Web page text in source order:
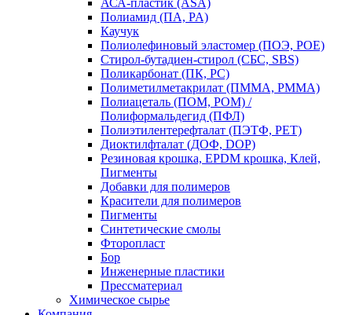
Полиамид (ПА, PA)
Каучук
Полиолефиновый эластомер (ПОЭ, POE)
Стирол-бутадиен-стирол (СБС, SBS)
Поликарбонат (ПК, PC)
Полиметилметакрилат (ПММА, PMMA)
Полиацеталь (ПОМ, POM) /
Полиформальдегид (ПФЛ)
Полиэтилентерефталат (ПЭТФ, PET)
Диоктилфталат (ДОФ, DOP)
Резиновая крошка, EPDM крошка, Клей,
Пигменты
Добавки для полимеров
Красители для полимеров
Пигменты
Синтетические смолы
Фторопласт
Бор
Инженерные пластики
Прессматериал
Химическое сырье